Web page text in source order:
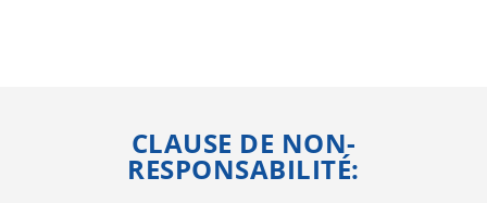
CLAUSE DE NON-
RESPONSABILITÉ: